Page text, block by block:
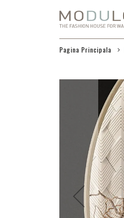
la
Continut
Pagina Principala